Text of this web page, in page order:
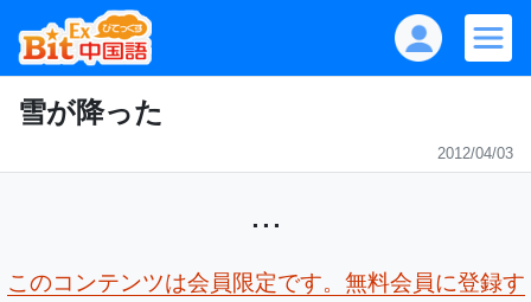
雪が降った
2012/04/03
...
このコンテンツは会員限定です。無料会員に登録す